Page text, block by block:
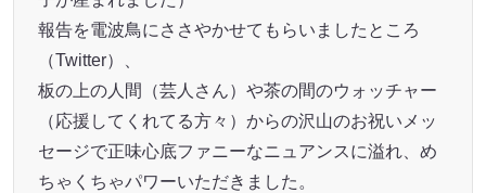
報告を電波鳥にささやかせてもらいましたところ
（Twitter）、
板の上の人間（芸人さん）や茶の間のウォッチャー
（応援してくれてる方々）からの沢山のお祝いメッ
セージで正味心底ファニーなニュアンスに溢れ、め
ちゃくちゃパワーいただきました。